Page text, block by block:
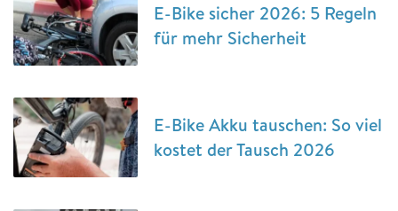
E-Bike sicher 2026: 5 Regeln
für mehr Sicherheit
E-Bike Akku tauschen: So viel
kostet der Tausch 2026